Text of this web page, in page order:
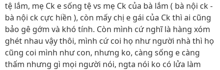
tệ lắm, mẹ Ck e sống tệ vs mẹ Ck của bà lắm ( bà nội ck -
bà nội ck cực hiền ), còn mấy chị e gái của Ck thì ai cũng
bảo gê gớm và khó tính. Còn mình cứ nghĩ là hàng xóm
ghét nhau vậy thôi, mình cứ coi họ như người nhà thì họ
cũng coi mình như con, nhưng ko, càng sống e càng
thấm nhưng gì mọi người nói, ngta nói ko có lửa làm